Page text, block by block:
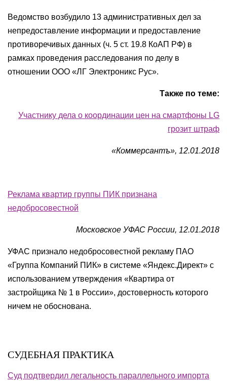
Ведомство возбудило 13 административных дел за
непредоставление информации и предоставление
противоречивых данных (ч. 5 ст. 19.8 КоАП РФ) в
рамках проведения расследования по делу в
отношении ООО «ЛГ Электроникс Рус».
Также по теме:
Участнику дела о координации цен на смартфоны LG
грозит штраф
«Коммерсантъ», 12.01.2018
Реклама квартир группы ПИК признана
недобросовестной
Московское УФАС России, 12.01.2018
УФАС признало недобросовестной рекламу ПАО
«Группа Компаний ПИК» в системе «Яндекс.Директ» с
использованием утверждения «Квартира от
застройщика № 1 в России», достоверность которого
ничем не обоснована.
СУДЕБНАЯ ПРАКТИКА
Суд подтвердил легальность параллельного импорта